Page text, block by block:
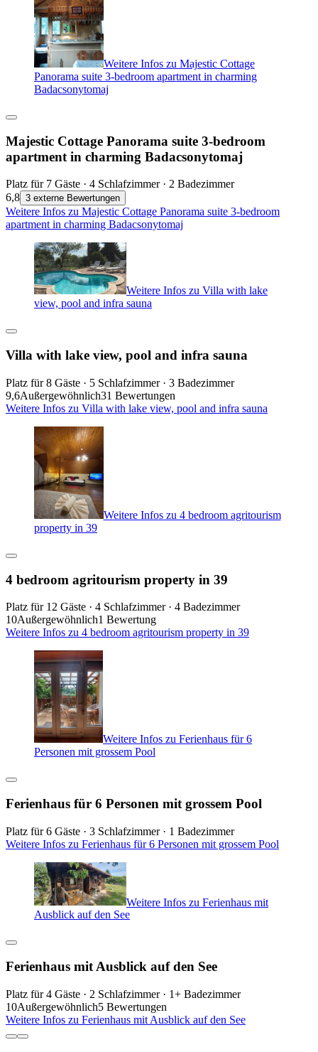
Weitere Infos zu Majestic Cottage
Panorama suite 3-bedroom apartment in charming
Badacsonytomaj
Majestic Cottage Panorama suite 3-bedroom
apartment in charming Badacsonytomaj
Platz für 7 Gäste · 4 Schlafzimmer · 2 Badezimmer
6,8 3 externe Bewertungen
Weitere Infos zu Majestic Cottage Panorama suite 3-bedroom
apartment in charming Badacsonytomaj
Weitere Infos zu Villa with lake
view, pool and infra sauna
Villa with lake view, pool and infra sauna
Platz für 8 Gäste · 5 Schlafzimmer · 3 Badezimmer
9,6Außergewöhnlich31 Bewertungen
Weitere Infos zu Villa with lake view, pool and infra sauna
Weitere Infos zu 4 bedroom agritourism
property in 39
4 bedroom agritourism property in 39
Platz für 12 Gäste · 4 Schlafzimmer · 4 Badezimmer
10Außergewöhnlich1 Bewertung
Weitere Infos zu 4 bedroom agritourism property in 39
Weitere Infos zu Ferienhaus für 6
Personen mit grossem Pool
Ferienhaus für 6 Personen mit grossem Pool
Platz für 6 Gäste · 3 Schlafzimmer · 1 Badezimmer
Weitere Infos zu Ferienhaus für 6 Personen mit grossem Pool
Weitere Infos zu Ferienhaus mit
Ausblick auf den See
Ferienhaus mit Ausblick auf den See
Platz für 4 Gäste · 2 Schlafzimmer · 1+ Badezimmer
10Außergewöhnlich5 Bewertungen
Weitere Infos zu Ferienhaus mit Ausblick auf den See